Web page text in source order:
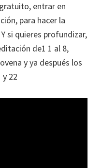
entrar en
para hacer la
si quieres profundizar,
de1 1 al 8,
y ya después los
22